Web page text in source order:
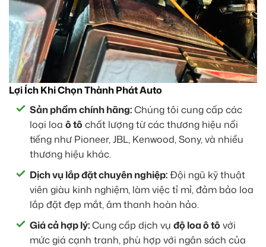
Lợi Ích Khi Chọn Thành Phát Auto
Sản phẩm chính hãng:Chúng tôi cung cấp các
loại loa ô tô chất lượng từ các thương hiệu nổi
tiếng như Pioneer, JBL, Kenwood, Sony, và nhiều
thương hiệu khác.
Dịch vụ lắp đặt chuyên nghiệp:Đội ngũ kỹ thuật
viên giàu kinh nghiệm, làm việc tỉ mỉ, đảm bảo loa
lắp đặt đẹp mắt, âm thanh hoàn hảo.
Giá cả hợp lý:Cung cấp dịch vụ độ loa ô tô với
mức giá cạnh tranh, phù hợp với ngân sách của